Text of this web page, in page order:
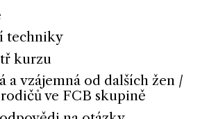
techniky
kurzu
a vzájemná od dalších žen /
ve FCB skupině